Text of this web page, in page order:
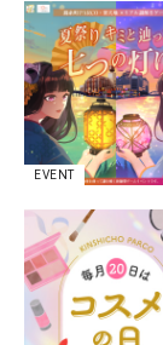
EVENT